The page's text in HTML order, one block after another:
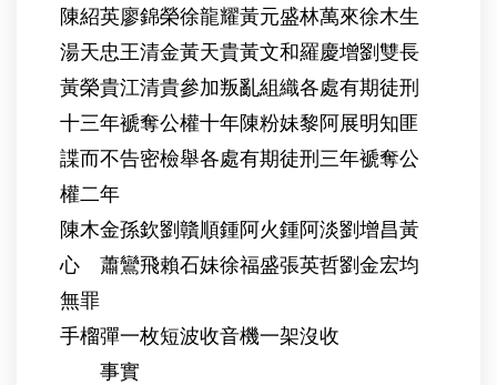
陳紹英廖錦榮徐龍耀黃元盛林萬來徐木生
湯天忠王清金黃天貴黃文和羅慶增劉雙長
黃榮貴江清貴參加叛亂組織各處有期徒刑
十三年褫奪公權十年陳粉妹黎阿展明知匪
諜而不告密檢舉各處有期徒刑三年褫奪公
權二年
陳木金孫欽劉贛順鍾阿火鍾阿淡劉增昌黃
心 蕭鸞飛賴石妹徐福盛張英哲劉金宏均
無罪
手榴彈一枚短波收音機一架沒收
事實